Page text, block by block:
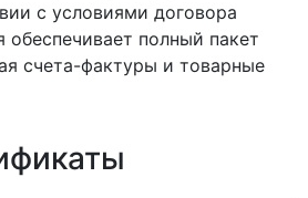
с условиями договора
обеспечивает полный пакет
счета-фактуры и товарные